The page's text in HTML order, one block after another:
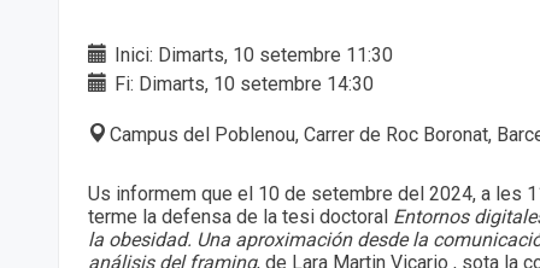
Inici: Dimarts, 10 setembre 11:30
Fi: Dimarts, 10 setembre 14:30
Campus del Poblenou, Carrer de Roc Boronat,
Us informem que el 10 de setembre del 2024, a les
terme la defensa de la tesi doctoral Entornos
la obesidad. Una aproximación desde la
análisis del framing, de Lara Martin Vicario , sota la